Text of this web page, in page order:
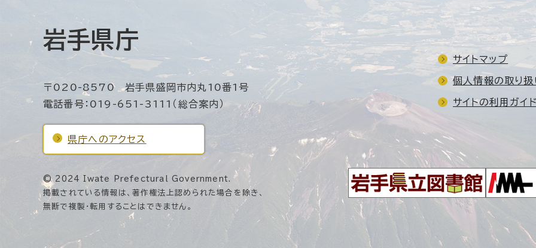
岩手県庁
〒020-8570 岩手県盛岡市内丸10番1号
電話番号：019-651-3111（総合案内）
県庁へのアクセス
サイトマップ
個人情報の取り扱
サイトの利用ガイ
© 2024 Iwate Prefectural Government.
掲載されている情報は、著作権法上認められた場合を除き、
無断で複製・転用することはできません。